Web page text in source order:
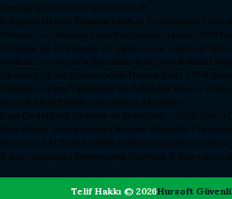
Parmak İzi Okuyucu 2026 Hursoft
Rakipleri Geride Bırakan Parmak İzi Okuyucu 2026
Parmak İzi Okuyucu Fiyat Performans Lideri 2026
2026’nın En İyi Parmak İzi Okuyucusu – Hursoft
Parmak İzi Okuyucu Alacaklar İçin 2026 Rehberi
Okullarda Kapı Dedektörleri Neden Şart? 2026
Okullarda Kapı Tipi Metal Dedektörler Neden
Hursoft Okul Turnike Sundurma Modelleri
Kapı Dedektörü Fiyatları ve Modelleri - 2026
Kapı Metal Dedektörleri | Hursoft Güvenlik
Üst Arama El Dedektörleri Kaliteli Dayanıklı Sağlam
X Ray Cihazları | Profesyonel Güvenlik X Ray Cihazı
Telif Hakkı © 2026Hursoft